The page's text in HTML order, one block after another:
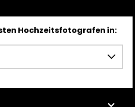
Hochzeitsfotografen in: